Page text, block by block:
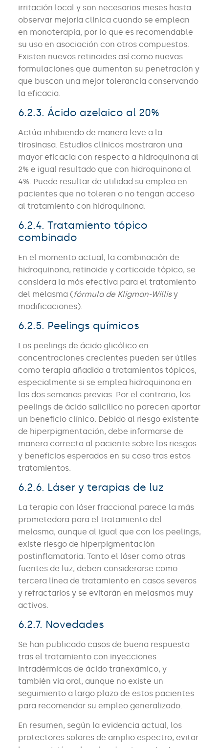
irritación local y son necesarios meses hasta
observar mejoría clínica cuando se emplean
en monoterapia, por lo que es recomendable
su uso en asociación con otros compuestos.
Existen nuevos retinoides así como nuevas
formulaciones que aumentan su penetración y
que buscan una mejor tolerancia conservando
la eficacia.
6.2.3. Ácido azelaico al 20%
Actúa inhibiendo de manera leve a la
tirosinasa. Estudios clínicos mostraron una
mayor eficacia con respecto a hidroquinona al
2% e igual resultado que con hidroquinona al
4%. Puede resultar de utilidad su empleo en
pacientes que no toleren o no tengan acceso
al tratamiento con hidroquinona.
6.2.4. Tratamiento tópico
combinado
En el momento actual, la combinación de
hidroquinona, retinoide y corticoide tópico, se
considera la más efectiva para el tratamiento
del melasma (fórmula de Kligman-Willisy
modificaciones).
6.2.5. Peelings químicos
Los peelings de ácido glicólico en
concentraciones crecientes pueden ser útiles
como terapia añadida a tratamientos tópicos,
especialmente si se emplea hidroquinona en
las dos semanas previas. Por el contrario, los
peelings de ácido salicílico no parecen aportar
un beneficio clínico. Debido al riesgo existente
de hiperpigmentación, debe informarse de
manera correcta al paciente sobre los riesgos
y beneficios esperados en su caso tras estos
tratamientos.
6.2.6. Láser y terapias de luz
La terapia con láser fraccional parece la más
prometedora para el tratamiento del
melasma, aunque al igual que con los peelings,
existe riesgo de hiperpigmentación
postinflamatoria. Tanto el láser como otras
fuentes de luz, deben considerarse como
tercera línea de tratamiento en casos severos
y refractarios y se evitarán en melasmas muy
activos.
6.2.7. Novedades
Se han publicado casos de buena respuesta
tras el tratamiento con inyecciones
intradérmicas de ácido tranexámico, y
también via oral, aunque no existe un
seguimiento a largo plazo de estos pacientes
para recomendar su empleo generalizado.
En resumen, según la evidencia actual, los
protectores solares de amplio espectro, evitar